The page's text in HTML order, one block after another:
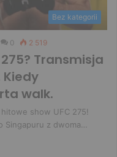
Bez kategorii
0 2 519
Transmisja
walk.
show UFC 275!
z dwoma…